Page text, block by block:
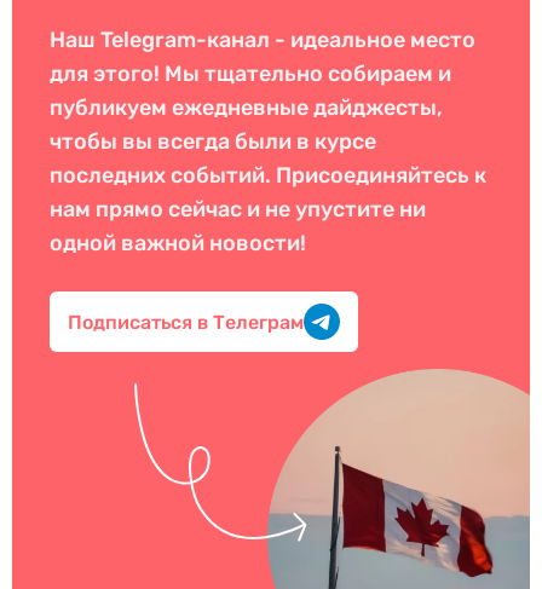
Наш Telegram-канал - идеальное место
для этого! Мы тщательно собираем и
публикуем ежедневные дайджесты,
чтобы вы всегда были в курсе
последних событий. Присоединяйтесь к
нам прямо сейчас и не упустите ни
одной важной новости!
Подписаться в Телеграм